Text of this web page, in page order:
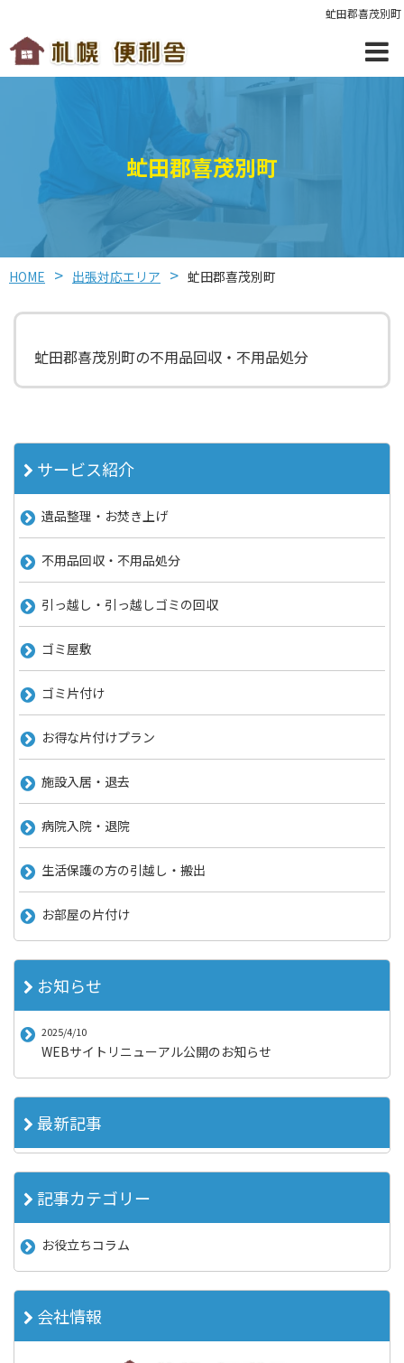
虻田郡喜茂別町
虻田郡喜茂別町
HOME 出張対応エリア 虻田郡喜茂別町
虻田郡喜茂別町の不用品回収・不用品処分
サービス紹介
遺品整理・お焚き上げ
不用品回収・不用品処分
引っ越し・引っ越しゴミの回収
ゴミ屋敷
ゴミ片付け
お得な片付けプラン
施設入居・退去
病院入院・退院
生活保護の方の引越し・搬出
お部屋の片付け
お知らせ
2025/4/10
WEBサイトリニューアル公開のお知らせ
最新記事
記事カテゴリー
お役立ちコラム
会社情報